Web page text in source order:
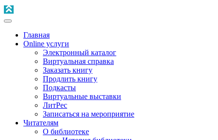
Главная
Online услуги
Электронный каталог
Виртуальная справка
Заказать книгу
Продлить книгу
Подкасты
Виртуальные выставки
ЛитРес
Записаться на мероприятие
Читателям
О библиотеке